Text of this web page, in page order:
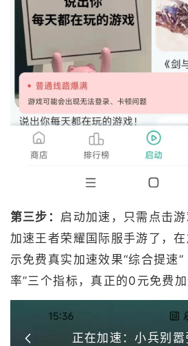
第三步： 启动加速，只需点击
加速王者荣耀国际服手游了，
示免费真实加速效果“综合提速
率”三个指标，真正的0元免费加
正在加速：小兵别嚣